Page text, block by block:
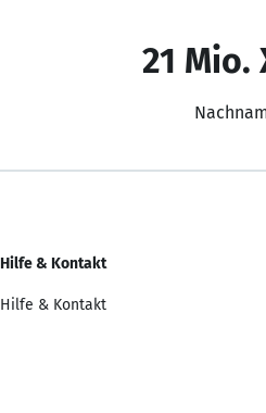
21 Mio.
Hilfe & Kontakt
Hilfe & Kontakt